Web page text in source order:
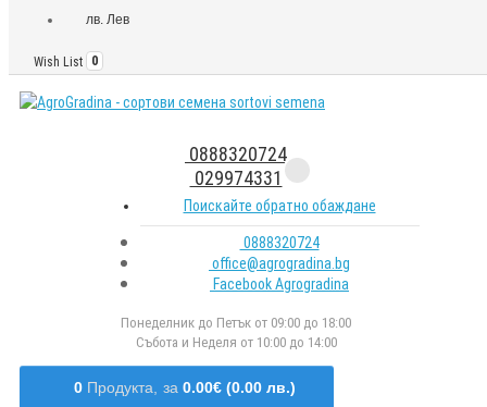
лв. Лев
Wish List 0
0888320724
029974331
Поискайте обратно обаждане
0888320724
office@agrogradina.bg
Facebook Agrogradina
Понеделник до Петък от 09:00 до 18:00
Събота и Неделя от 10:00 до 14:00
0 Продукта, за 0.00€ (0.00 лв.)